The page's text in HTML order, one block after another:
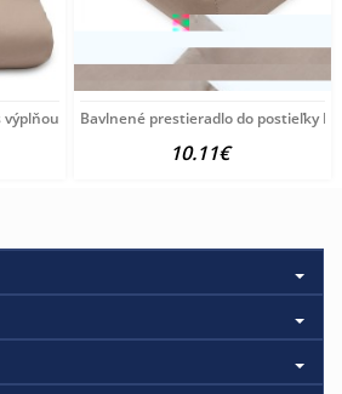
New Baby 90x120 cm cappuccino
Bavlnené prestieradlo do postieľky
10.11€